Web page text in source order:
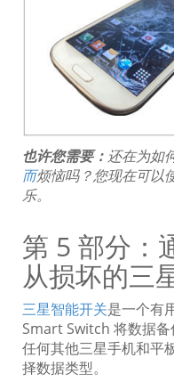
也许您需要： 还在为如
而烦恼吗？您现在可以
乐。
第 5 部分：
从损坏的三
三星智能开关是一个有
Smart Switch 将数据
任何其他三星手机和平
择数据类型。